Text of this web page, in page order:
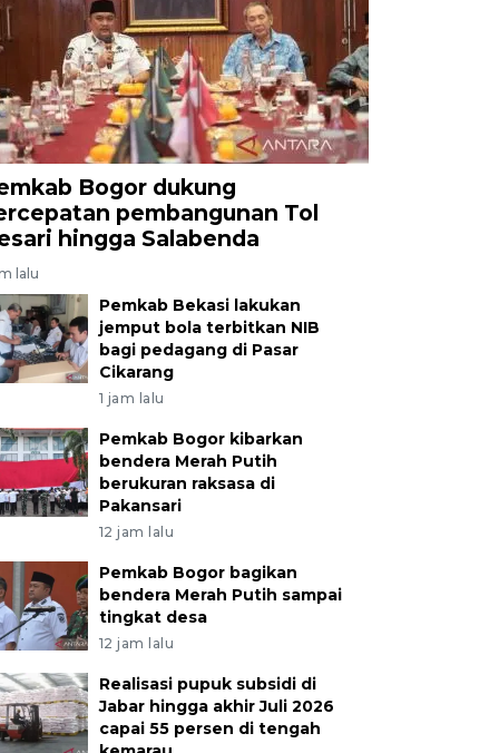
Bogor dukung
pembangunan Tol
hingga Salabenda
lalu
Pemkab Bekasi lakukan
jemput bola terbitkan NIB
bagi pedagang di Pasar
Cikarang
1 jam lalu
Pemkab Bogor kibarkan
bendera Merah Putih
berukuran raksasa di
Pakansari
12 jam lalu
Pemkab Bogor bagikan
bendera Merah Putih sampai
tingkat desa
12 jam lalu
Realisasi pupuk subsidi di
Jabar hingga akhir Juli 2026
capai 55 persen di tengah